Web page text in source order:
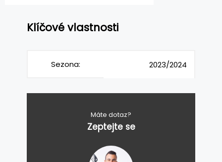
Klíčové vlastnosti
Sezona: 2023/2024
Máte dotaz?
Zeptejte se